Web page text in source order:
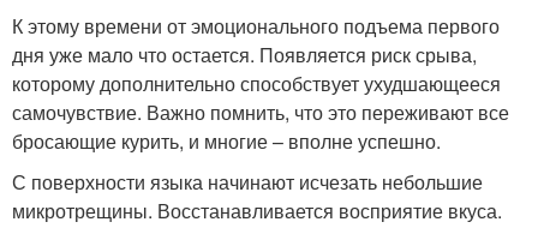
К этому времени от эмоционального подъема первого
дня уже мало что остается. Появляется риск срыва,
которому дополнительно способствует ухудшающееся
самочувствие. Важно помнить, что это переживают все
бросающие курить, и многие – вполне успешно.
С поверхности языка начинают исчезать небольшие
микротрещины. Восстанавливается восприятие вкуса.